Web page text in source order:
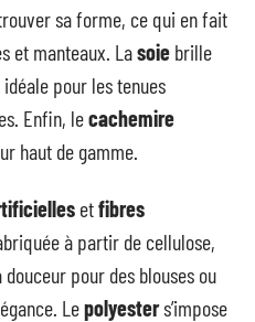
sa forme, ce qui en fait
et manteaux. Lasoie brille
pour les tenues
Enfin, lecachemire
haut de gamme.
etfibres
à partir de cellulose,
pour des blouses ou
Lepolyesters’impose